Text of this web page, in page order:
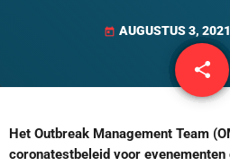
today AUGUSTUS 3, 2021
share
email
Het Outbreak Management Team
coronatestbeleid voor